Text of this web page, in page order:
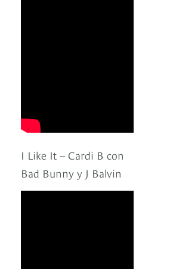
I Like It – Cardi B con
Bad Bunny y J Balvin